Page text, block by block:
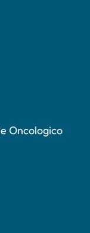
Oncologico